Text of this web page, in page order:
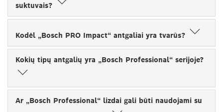
suktuvais?
Kodėl „Bosch PRO Impact“ antgaliai yra tvarūs?
Kokių tipų antgalių yra „Bosch Professional“ serijoje?
Ar „Bosch Professional“ lizdai gali būti naudojami su